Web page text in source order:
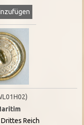
Reich